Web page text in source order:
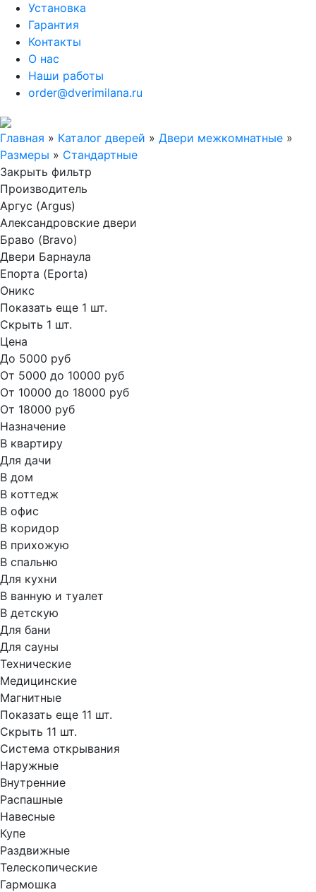
Установка
Гарантия
Контакты
О нас
Наши работы
order@dverimilana.ru
Главная » Каталог дверей » Двери межкомнатные »
Размеры » Стандартные
Закрыть фильтр
Производитель
Аргус (Argus)
Александровские двери
Браво (Bravo)
Двери Барнаула
Епорта (Eporta)
Оникс
Показать еще 1 шт.
Скрыть 1 шт.
Цена
До 5000 руб
От 5000 до 10000 руб
От 10000 до 18000 руб
От 18000 руб
Назначение
В квартиру
Для дачи
В дом
В коттедж
В офис
В коридор
В прихожую
В спальню
Для кухни
В ванную и туалет
В детскую
Для бани
Для сауны
Технические
Медицинские
Магнитные
Показать еще 11 шт.
Скрыть 11 шт.
Система открывания
Наружные
Внутренние
Распашные
Навесные
Купе
Раздвижные
Телескопические
Гармошка